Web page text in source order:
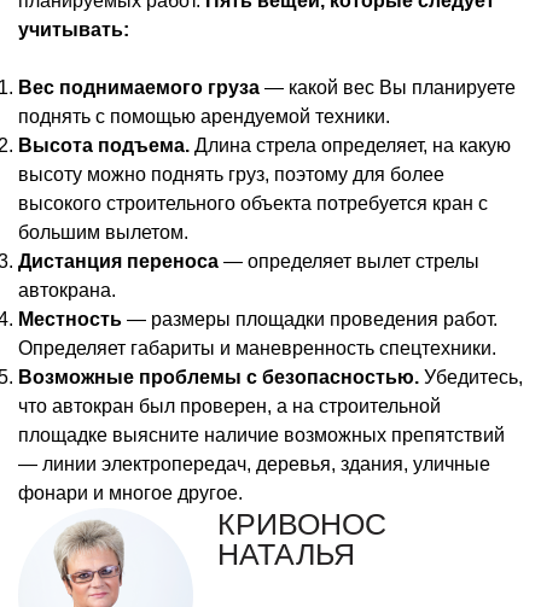
учитывать:
Вес поднимаемого груза — какой вес Вы планируете
поднять с помощью арендуемой техники.
Высота подъема. Длина стрела определяет, на какую
высоту можно поднять груз, поэтому для более
высокого строительного объекта потребуется кран с
большим вылетом.
Дистанция переноса — определяет вылет стрелы
автокрана.
Местность — размеры площадки проведения работ.
Определяет габариты и маневренность спецтехники.
Возможные проблемы с безопасностью. Убедитесь,
что автокран был проверен, а на строительной
площадке выясните наличие возможных препятствий
— линии электропередач, деревья, здания, уличные
фонари и многое другое.
КРИВОНОС
НАТАЛЬЯ